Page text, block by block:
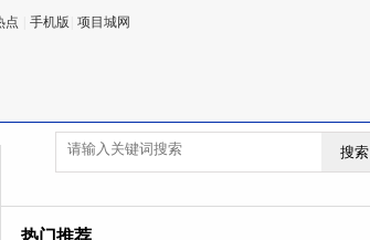
点 手机版 项目城网
搜索
热门推荐